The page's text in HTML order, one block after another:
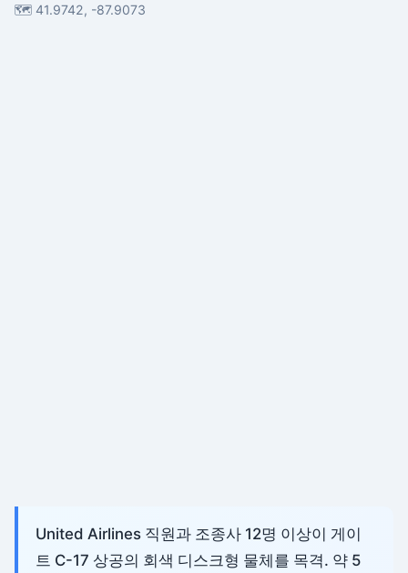
🗺️ 41.9742, -87.9073
United Airlines 직원과 조종사 12명 이상이 게이
트 C-17 상공의 회색 디스크형 물체를 목격. 약 5